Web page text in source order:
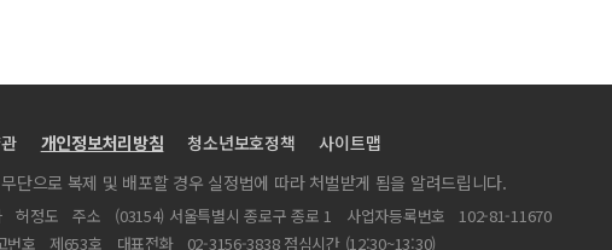
개인정보처리방침 청소년보호정책
사이트맵
단으로 복제 및 배포할 경우 실정법에 따라 처벌받게 됨을 알려드립니다.
허정도 주소 (03154) 서울특별시 종로구 종로 1 사업자등록번호
102-81-11670
번호 제653호 대표전화 02-3156-3838 점심시간 (12:30~13:30)